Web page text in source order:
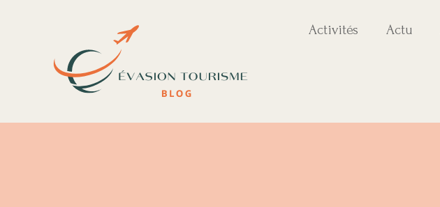
Activités Actu